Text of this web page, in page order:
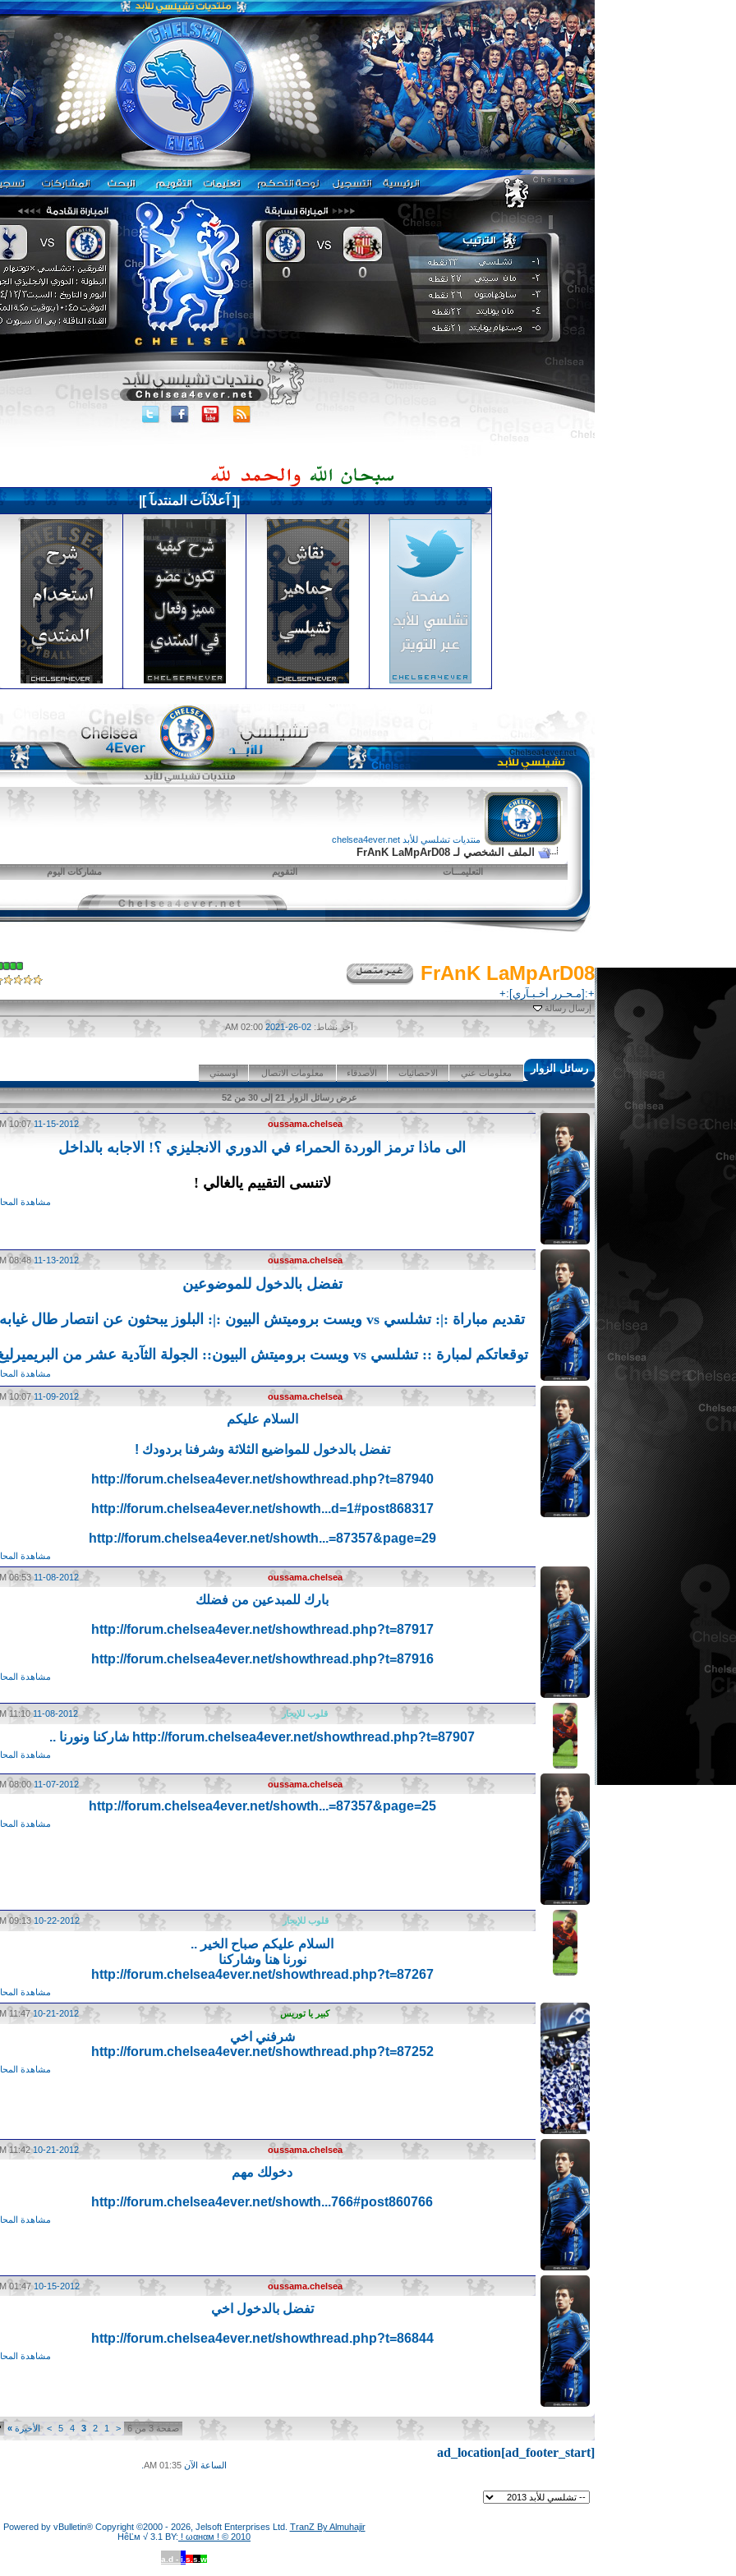
|[ آعلآنآت المنتدىآ ]|
منتديات تشلسي للأبد chelsea4ever.net
الملف الشخصي لـ FrAnK LaMpArD08
التعليمـــات التقويم مشاركات اليوم
FrAnK LaMpArD08
+:[مـحـرر أخـبـآري]:+
إرسال رسالة
آخر نشاط:
02:00 AM
رسائل الزوار معلومات عني الاحصائيات الأصدقاء معلومات الاتصال اوسمتي
عرض رسائل الزوار 21 إلى 30من52
11-15-2012
10:07 PM oussama.chelsea
الى ماذا ترمز الوردة الحمراء في الدوري الانجليزي ؟! الاجابه بالداخل
لاتنسى التقييم يالغالي !
مشاهدة
11-13-2012
08:48 PM oussama.chelsea
تفضل بالدخول للموضوعين
تقديم مباراة :|: تشلسي vs ويست بروميتش البيون :|: البلوز يبحثون عن انتصار طال غيابه
توقعاتكم لمبارة :: تشلسي vs ويست بروميتش البيون:: الجولة الثآدية عشر من البريميرليغ
مشاهدة
11-09-2012
10:07 PM oussama.chelsea
السلام عليكم
تفضل بالدخول للمواضيع الثلاثة وشرفنا بردودك !
http://forum.chelsea4ever.net/showthread.php?t=87940
http://forum.chelsea4ever.net/showth...d=1#post868317
http://forum.chelsea4ever.net/showth...=87357&page=29
مشاهدة
11-08-2012
06:53 PM oussama.chelsea
بارك للمبدعين من فضلك
http://forum.chelsea4ever.net/showthread.php?t=87917
http://forum.chelsea4ever.net/showthread.php?t=87916
مشاهدة
11-08-2012
11:10 AM قلوب للإيجار
http://forum.chelsea4ever.net/showthread.php?t=87907 شاركنا ونورنا ..
مشاهدة
11-07-2012
08:00 PM oussama.chelsea
http://forum.chelsea4ever.net/showth...=87357&page=25
مشاهدة
10-22-2012
09:13 AM قلوب للإيجار
السلام عليكم صباح الخير ..
نورنا هنا وشاركنا
http://forum.chelsea4ever.net/showthread.php?t=87267
مشاهدة
10-21-2012
11:47 PM كبير يا توريس
شرفني اخي
http://forum.chelsea4ever.net/showthread.php?t=87252
مشاهدة
10-21-2012
11:42 AM oussama.chelsea
دخولك مهم
http://forum.chelsea4ever.net/showth...766#post860766
مشاهدة
10-15-2012
01:47 PM oussama.chelsea
تفضل بالدخول اخي
http://forum.chelsea4ever.net/showthread.php?t=86844
مشاهدة
صفحة 3 من 6 <
1
2
3
4
5
> الأخيرة »
ad_location[ad_footer_start]
الساعة الآن 01:35 AM
Powered by vBulletin® Copyright ©2000 - 2026, Jelsoft Enterprises Ltd. TranZ By Almuhajir
HêĽм √ 3.1 BY: ! ωαнαм ! © 2010
a.d - i. s. s. w